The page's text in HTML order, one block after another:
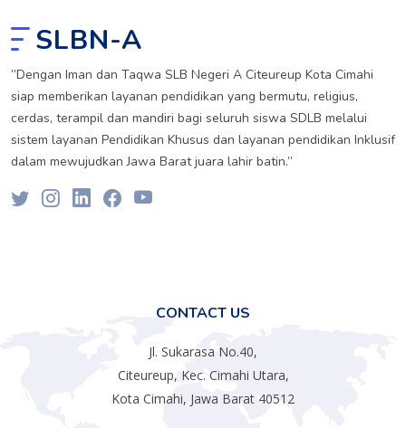
SLBN-A
”Dengan Iman dan Taqwa SLB Negeri A Citeureup Kota Cimahi
siap memberikan layanan pendidikan yang bermutu, religius,
cerdas, terampil dan mandiri bagi seluruh siswa SDLB melalui
sistem layanan Pendidikan Khusus dan layanan pendidikan Inklusif
dalam mewujudkan Jawa Barat juara lahir batin.”
CONTACT US
Jl. Sukarasa No.40,
Citeureup, Kec. Cimahi Utara,
Kota Cimahi, Jawa Barat 40512